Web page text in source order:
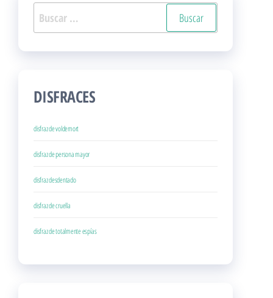
Buscar:
DISFRACES
disfraz de voldemort
disfraz de persona mayor
disfraz desdentado
disfraz de cruella
disfraz de totalmente espías